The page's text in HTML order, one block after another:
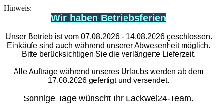
Hinweis:
Wir haben Betriebsferien
Unser Betrieb ist vom 07.08.2026 - 14.08.2026 geschlossen.
Einkäufe sind auch während unserer Abwesenheit möglich.
Bitte berücksichtigen Sie die verlängerte Lieferzeit.
Alle Aufträge während unseres Urlaubs werden ab dem
17.08.2026 gefertigt und versendet.
Sonnige Tage wünscht Ihr Lackwel24-Team.